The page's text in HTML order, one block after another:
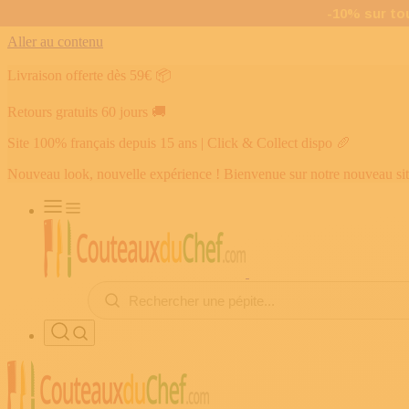
Aller au contenu
Livraison offerte dès 59€ 📦
Retours gratuits 60 jours 🚚
Site 100% français depuis 15 ans | Click & Collect dispo 🥖
Nouveau look, nouvelle expérience ! Bienvenue sur notre nouveau